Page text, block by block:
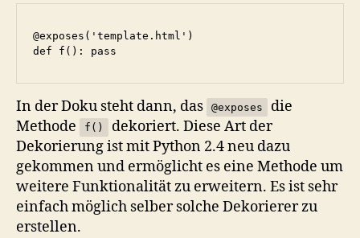
@exposes('template.html')
In der Doku steht dann, das @exposes
die
Methode
f()
dekoriert. Diese Art der
Dekorierung ist mit Python 2.4 neu dazu
gekommen und ermöglicht es eine Methode um
weitere Funktionalität zu erweitern. Es ist sehr
einfach möglich selber solche Dekorierer zu
erstellen.